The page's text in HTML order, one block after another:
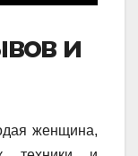
и
женщина,